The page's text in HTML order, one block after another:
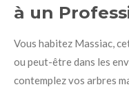
à un
Vous habitez Massiac,
ou peut-être dans les
contemplez vos arbres